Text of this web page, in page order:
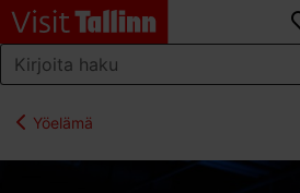
Yöelämä